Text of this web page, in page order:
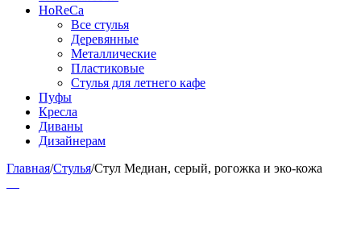
HoReCa
Все стулья
Деревянные
Металлические
Пластиковые
Стулья для летнего кафе
Пуфы
Кресла
Диваны
Дизайнерам
Главная/Стулья/Стул Медиан, серый, рогожка и эко-кожа